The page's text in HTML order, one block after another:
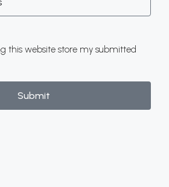
this website store my submitted
Submit